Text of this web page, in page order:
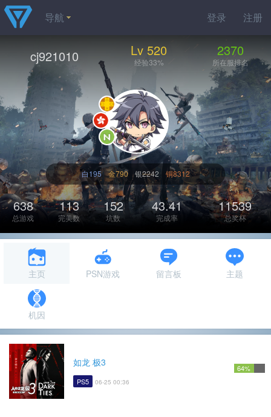
登录 注册
导航
cj921010 Lv 520
经验33%
2370
所在服排名
白195 金790 银2242 铜8312
638
总游戏
113
完美数
152
坑数
43.41
完成率
11539
总奖杯
主页 PSN游戏 留言板 主题
机因
如龙 极3
PS5 06-25 00:36
64%